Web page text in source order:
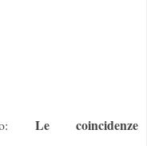
Le coincidenze